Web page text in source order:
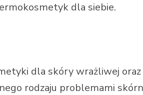
dla siebie.
dla skóry wrażliwej oraz
rodzaju problemami